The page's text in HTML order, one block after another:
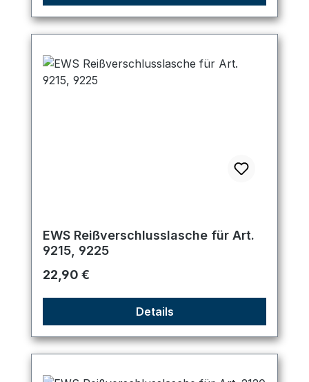
EWS Reißverschlusslasche für Art.
9215, 9225
Regulärer Preis:
22,90 €
Details